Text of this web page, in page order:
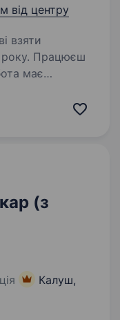
від центру
взяти
має
разом!
(з
Калуш,